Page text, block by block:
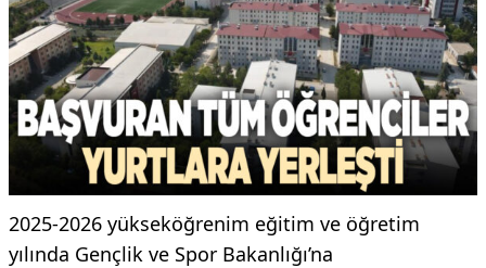
2025-2026 yükseköğrenim eğitim ve öğretim
yılında Gençlik ve Spor Bakanlığı’na